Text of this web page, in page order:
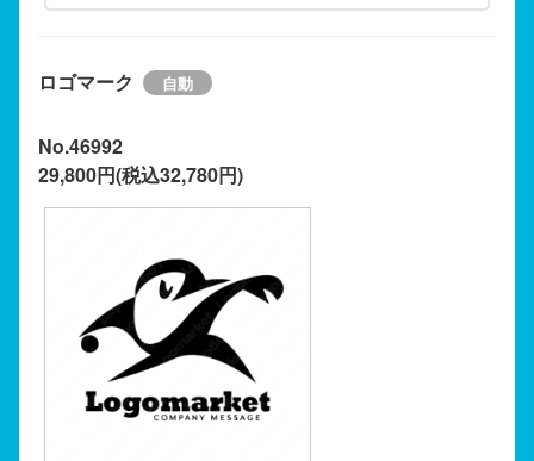
ロゴマーク
No.46992
29,800円(税込32,780円)